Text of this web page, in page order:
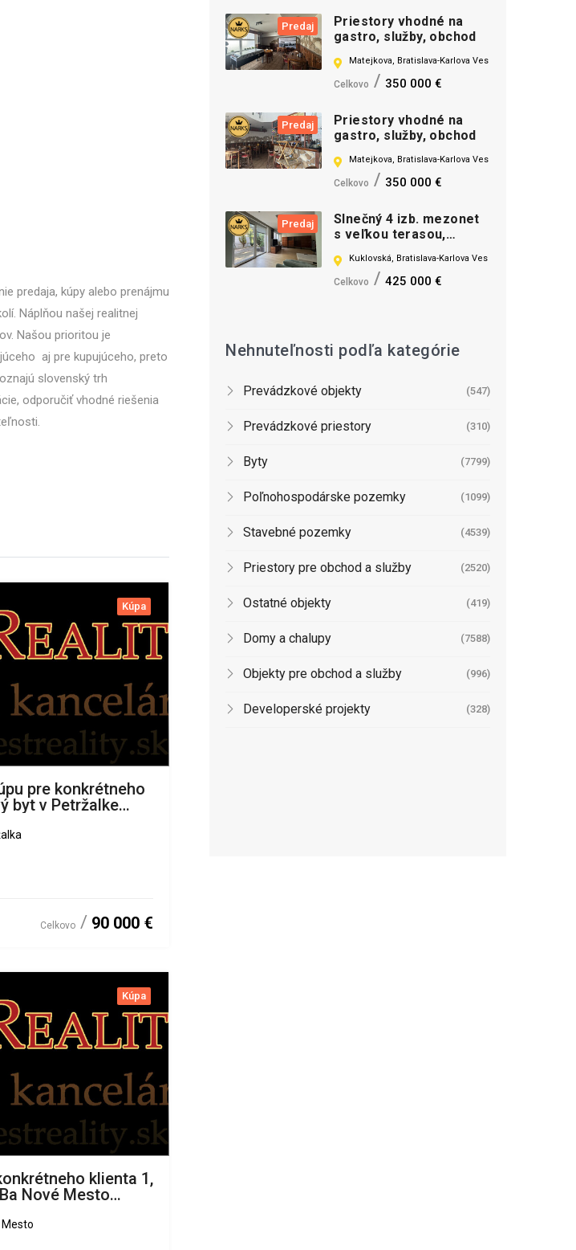
predaja, kúpy alebo prenájmu
Náplňou našej realitnej
Našou prioritou je
aj pre kupujúceho, preto
slovenský trh
odporučiť vhodné riešenia
Kúpa
byt v Petržalke
Celkovo 90 000 €
Kúpa
klienta 1,
Nové Mesto
Predaj
Priestory vhodné na
gastro, služby, obchod
Matejkova, Bratislava-Karlova Ves
Celkovo 350 000 €
Predaj
Priestory vhodné na
gastro, služby, obchod
Matejkova, Bratislava-Karlova Ves
Celkovo 350 000 €
Predaj
Slnečný 4 izb. mezonet
s veľkou terasou,
Kuklovská, Bratislava-Karlova Ves
Celkovo 425 000 €
Nehnuteľnosti podľa kategórie
Prevádzkové objekty (547)
Prevádzkové priestory (310)
Byty (7799)
Poľnohospodárske pozemky (1099)
Stavebné pozemky (4539)
Priestory pre obchod a služby (2520)
Ostatné objekty (419)
Domy a chalupy (7588)
Objekty pre obchod a služby (996)
Developerské projekty (328)